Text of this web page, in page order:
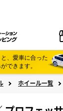
、愛車に合った
できます。
ホイール一覧